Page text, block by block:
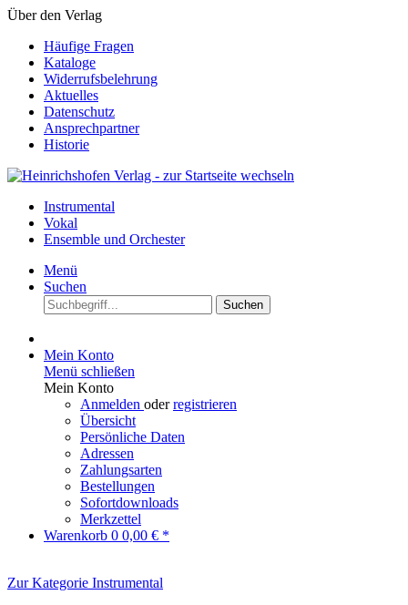
Über den Verlag
Häufige Fragen
Kataloge
Widerrufsbelehrung
Aktuelles
Datenschutz
Ansprechpartner
Historie
Instrumental
Vokal
Ensemble und Orchester
Menü
Suchen
Suchen
Mein Konto
Menü schließen
Mein Konto
Anmelden oderregistrieren
Übersicht
Persönliche Daten
Adressen
Zahlungsarten
Bestellungen
Sofortdownloads
Merkzettel
Warenkorb 0 0,00 € *
Zur Kategorie Instrumental